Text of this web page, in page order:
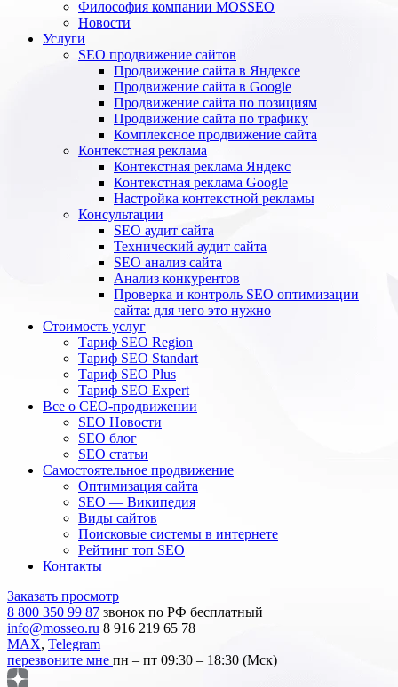
Философия компании MOSSEO
Новости
Услуги
SEO продвижение сайтов
Продвижение сайта в Яндексе
Продвижение сайта в Google
Продвижение сайта по позициям
Продвижение сайта по трафику
Комплексное продвижение сайта
Контекстная реклама
Контекстная реклама Яндекс
Контекстная реклама Google
Настройка контекстной рекламы
Консультации
SEO аудит сайта
Технический аудит сайта
SEO анализ сайта
Анализ конкурентов
Проверка и контроль SEO оптимизации
сайта: для чего это нужно
Стоимость услуг
Тариф SEO Region
Тариф SEO Standart
Тариф SEO Plus
Тариф SEO Expert
Все о СЕО-продвижении
SEO Новости
SEO блог
SEO статьи
Самостоятельное продвижение
Оптимизация сайта
SEO — Википедия
Виды сайтов
Поисковые системы в интернете
Рейтинг топ SEO
Контакты
Заказать просмотр
8 800 350 99 87 звонок по РФ бесплатный
info@mosseo.ru 8 916 219 65 78
MAX, Telegram
перезвоните мне пн – пт 09:30 – 18:30 (Мск)